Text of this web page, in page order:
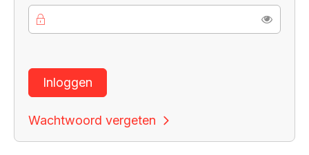
Inloggen
Wachtwoord vergeten